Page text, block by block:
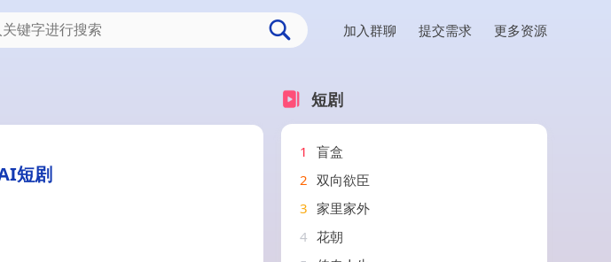
加入群聊 提交需求 更多资源
短剧
短剧
1
盲盒
2 双向欲臣
3 家里家外
4 花朝